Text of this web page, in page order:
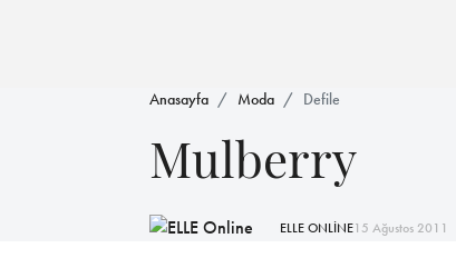
Anasayfa Moda Defile
Mulberry
ELLE ONLİNE15 Ağustos 2011